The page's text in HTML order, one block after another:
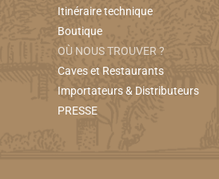
Itinéraire technique
Boutique
OÙ NOUS TROUVER ?
Caves et Restaurants
Importateurs & Distributeurs
PRESSE